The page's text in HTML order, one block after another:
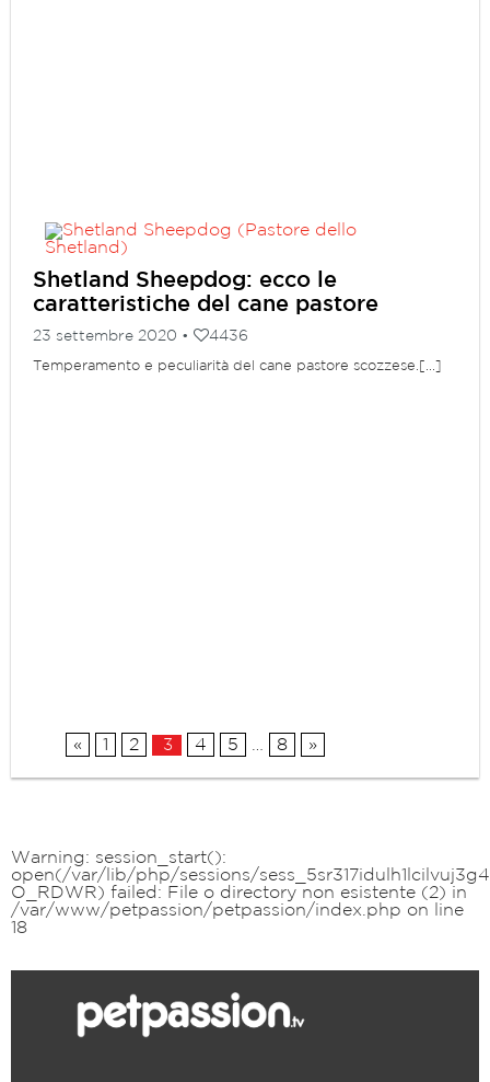
Shetland Sheepdog: ecco le
caratteristiche del cane pastore
23 settembre 2020 • 4436
Temperamento e peculiarità del cane pastore scozzese.[...]
« 1 2 3 4 5 … 8 »
Warning : session_start():
open(/var/lib/php/sessions/
O_RDWR) failed: File o directory non esistente (2) in
/var/www/petpassion/petpassion/index.php on line
18